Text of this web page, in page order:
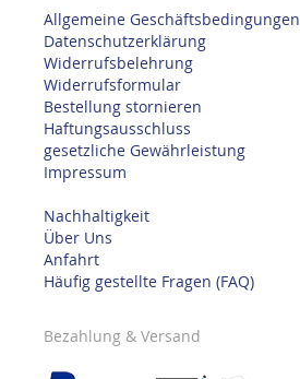
Allgemeine Geschäftsbedingungen
Datenschutzerklärung
Widerrufsbelehrung
Widerrufsformular
Bestellung stornieren
Haftungsausschluss
gesetzliche Gewährleistung
Impressum
Nachhaltigkeit
Über Uns
Anfahrt
Häufig gestellte Fragen (FAQ)
Bezahlung & Versand